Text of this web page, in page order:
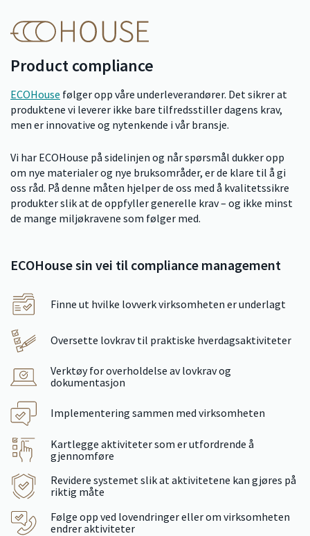
Product compliance
ECOHouse følger opp våre underleverandører. Det sikrer at
produktene vi leverer ikke bare tilfredsstiller dagens krav,
men er innovative og nytenkende i vår bransje.
Vi har ECOHouse på sidelinjen og når spørsmål dukker opp
om nye materialer og nye bruksområder, er de klare til å gi
oss råd. På denne måten hjelper de oss med å kvalitetssikre
produkter slik at de oppfyller generelle krav – og ikke minst
de mange miljøkravene som følger med.
ECOHouse sin vei til compliance management
Finne ut hvilke lovverk virksomheten er underlagt
Oversette lovkrav til praktiske hverdagsaktiviteter
Verktøy for overholdelse av lovkrav og
dokumentasjon
Implementering sammen med virksomheten
Kartlegge aktiviteter som er utfordrende å
gjennomføre
Revidere systemet slik at aktivitetene kan gjøres på
riktig måte
Følge opp ved lovendringer eller om virksomheten
endrer aktiviteter